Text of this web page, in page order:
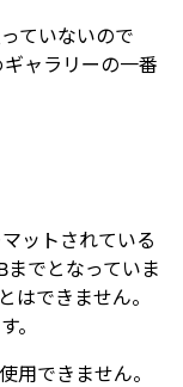
ていないので
ャラリーの一番
ットされている
までとなっていま
はできません。
。
用できません。